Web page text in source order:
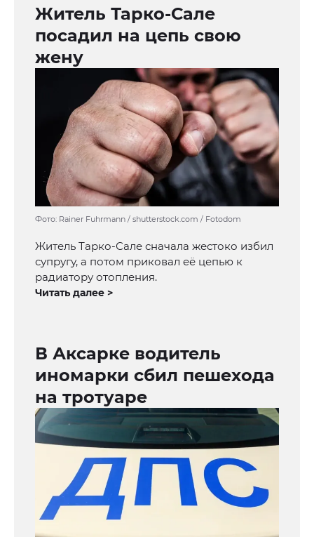
Житель Тарко-Сале
посадил на цепь свою
жену
Фото: Rainer Fuhrmann / shutterstock.com / Fotodom
Житель Тарко-Сале сначала жестоко избил
супругу, а потом приковал её цепью к
радиатору отопления.
Читать далее >
В Аксарке водитель
иномарки сбил пешехода
на тротуаре